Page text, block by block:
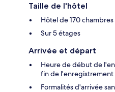
Taille de l'hôtel
Hôtel de 170 chambres
Sur 5 étages
Arrivée et départ
Heure de début de
fin de l'enregistrement
Formalités d'arrivée